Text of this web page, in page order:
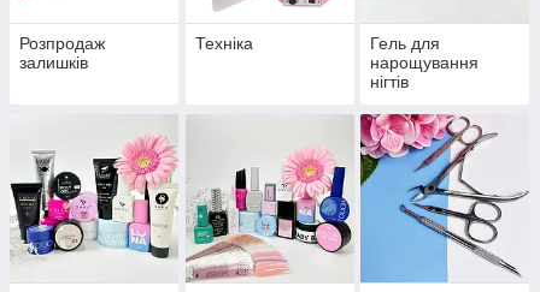
Розпродаж
залишків
Техніка
Гель для
нарощування
нігтів